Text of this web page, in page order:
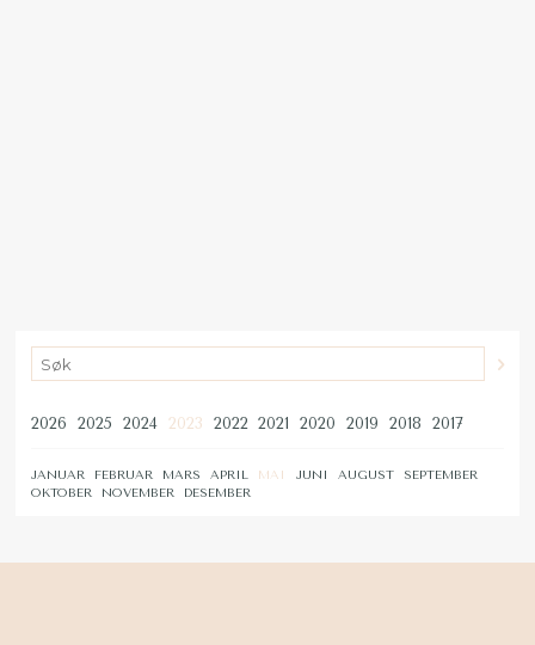
2026 2025 2024 2023 2022 2021 2020 2019 2018 2017
JANUAR FEBRUAR MARS APRIL MAI JUNI AUGUST
SEPTEMBER
OKTOBER
NOVEMBER DESEMBER